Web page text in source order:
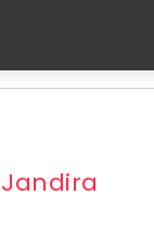
Jandira